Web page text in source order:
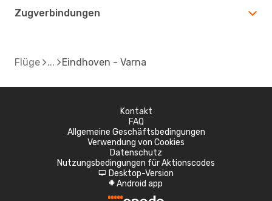
Zugverbindungen
Flüge Eindhoven - Varna
Kontakt
FAQ
Allgemeine Geschäftsbedingungen
Verwendung von Cookies
Datenschutz
Nutzungsbedingungen für Aktionscodes
d Desktop-Version
A Android app